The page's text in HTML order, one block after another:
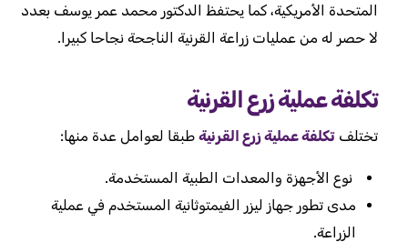
المتحدة الأمريكية، كما يحتفظ الدكتور محمد عمر يوسف بعدد
لا حصر له من عمليات زراعة القرنية الناجحة نجاحا كبيرا.
تكلفة عملية زرع القرنية
تختلف تكلفة عملية زرع القرنية طبقا لعوامل عدة منها:
نوع الأجهزة والمعدات الطبية المستخدمة.
مدى تطور جهاز ليزر الفيمتوثانية المستخدم في عملية
الزراعة.